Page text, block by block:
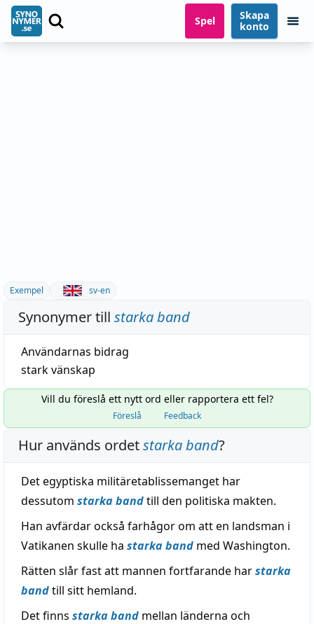
Spel
Skapa
konto
Exempel sv-en
Synonymer till starka band
Användarnas bidrag
starkvänskap
Vill du föreslå ett nytt ord eller rapportera ett fel?
Föreslå Feedback
Hur används ordetstarka band?
Det egyptiska militäretablissemanget har
dessutom starka bandtill den politiska makten.
Han avfärdar också farhågor om att en landsman i
Vatikanen skulle ha starka band med Washington.
Rätten slår fast att mannen fortfarande harstarka
bandtill sitt hemland.
Det finns starka band mellan länderna och